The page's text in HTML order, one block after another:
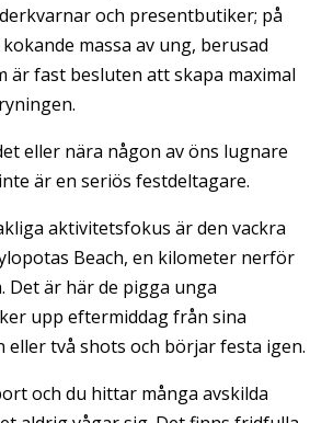
och presentbutiker; på
massa av ung, berusad
är fast besluten att skapa maximal
eller nära någon av öns lugnare
är en seriös festdeltagare.
aktivitetsfokus är den vackra
Beach, en kilometer nerför
Det är här de pigga unga
upp eftermiddag från sina
eller två shots och börjar festa igen.
och du hittar många avskilda